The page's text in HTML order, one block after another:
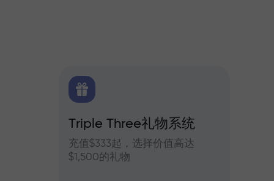
Triple Three礼物系统
充值$333起，选择价值高达
$1,500的礼物